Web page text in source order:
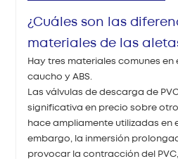
¿Cuáles son las
materiales de las
Hay tres materiales comunes en
caucho y ABS.
Las válvulas de descarga de
significativa en precio sobre
hace ampliamente utilizadas en
embargo, la inmersión
provocar la contracción del